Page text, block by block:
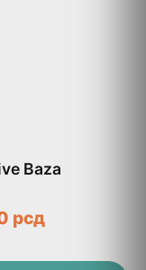
Baza
рсд